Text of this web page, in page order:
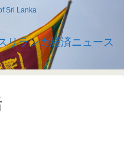
Sri Lanka
リランカ経済ニュース